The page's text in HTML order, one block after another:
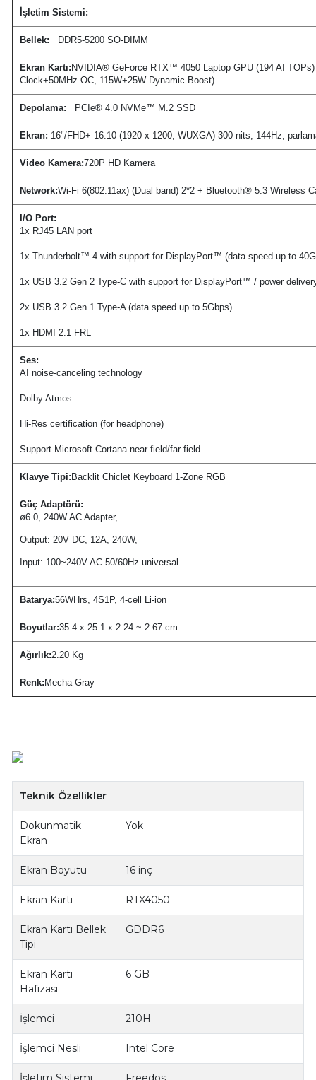
İşletim Sistemi:
Bellek: DDR5-5200 SO-DIMM
Ekran Kartı: NVIDIA® GeForce RTX™ 4050 Laptop GPU (194 AI
Clock+50MHz OC, 115W+25W Dynamic Boost)
Depolama: PCIe® 4.0 NVMe™ M.2 SSD
Ekran: 16"/FHD+ 16:10 (1920 x 1200, WUXGA) 300 nits, 144Hz,
Video Kamera:720P HD Kamera
Network:Wi-Fi 6(802.11ax) (Dual band) 2*2 + Bluetooth® 5.3 Wireless
I/O Port:
1x RJ45 LAN port
1x Thunderbolt™ 4 with support for DisplayPort™ (data speed up to
1x USB 3.2 Gen 2 Type-C with support for DisplayPort™ / power
2x USB 3.2 Gen 1 Type-A (data speed up to 5Gbps)
1x HDMI 2.1 FRL
Ses:
AI noise-canceling technology
Dolby Atmos
Hi-Res certification (for headphone)
Support Microsoft Cortana near field/far field
Klavye Tipi: Backlit Chiclet Keyboard 1-Zone RGB
Güç Adaptörü:
ø6.0, 240W AC Adapter,
Output: 20V DC, 12A, 240W,
Input: 100~240V AC 50/60Hz universal
Batarya:56WHrs, 4S1P, 4-cell Li-ion
Boyutlar:35.4 x 25.1 x 2.24 ~ 2.67 cm
Ağırlık:2.20 Kg
Renk: Mecha Gray
Teknik Özellikler
Dokunmatik
Ekran
Yok
Ekran Boyutu 16 inç
Ekran Kartı RTX4050
Ekran Kartı Bellek
Tipi
GDDR6
Ekran Kartı
Hafızası
6 GB
İşlemci 210H
İşlemci Nesli Intel Core